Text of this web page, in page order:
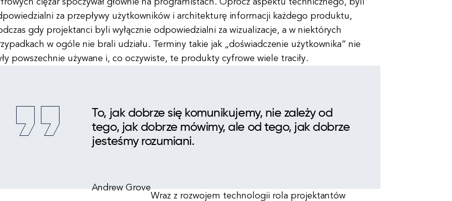
ciężar spoczywał głównie na programistach. Oprócz aspektu technicznego, byli
za przepływy użytkowników i architekturę informacji każdego produktu,
gdy projektanci byli wyłącznie odpowiedzialni za wizualizacje, a w niektórych
w ogóle nie brali udziału. Terminy takie jak „doświadczenie użytkownika” nie
powszechnie używane i, co oczywiste, te produkty cyfrowe wiele traciły.
To, jak dobrze się komunikujemy, nie zależy od
tego, jak dobrze mówimy, ale od tego, jak dobrze
jesteśmy rozumiani.
Andrew Grove
Wraz z rozwojem technologii rola projektantów